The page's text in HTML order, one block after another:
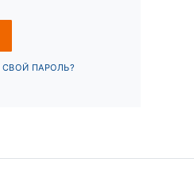
ПАРОЛЬ?